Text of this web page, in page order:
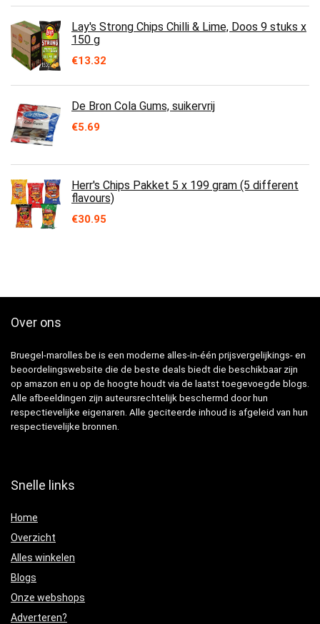
Lay's Strong Chips Chilli & Lime, Doos 9 stuks x
150 g
€13.32
De Bron Cola Gums, suikervrij
€5.69
Herr's Chips Pakket 5 x 199 gram (5 different
flavours)
€30.95
Over ons
Bruegel-marolles.be is een moderne alles-in-één prijsvergelijkings- en
beoordelingswebsite die de beste deals biedt die beschikbaar zijn
op amazon en u op de hoogte houdt via de laatst toegevoegde blogs.
Alle afbeeldingen zijn auteursrechtelijk beschermd door hun
respectievelijke eigenaren. Alle geciteerde inhoud is afgeleid van hun
respectievelijke bronnen.
Snelle links
Home
Overzicht
Alles winkelen
Blogs
Onze webshops
Adverteren?